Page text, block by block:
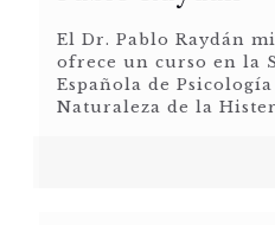
El Dr. Pablo Raydán
ofrece un curso en la
Española de
Naturaleza de la